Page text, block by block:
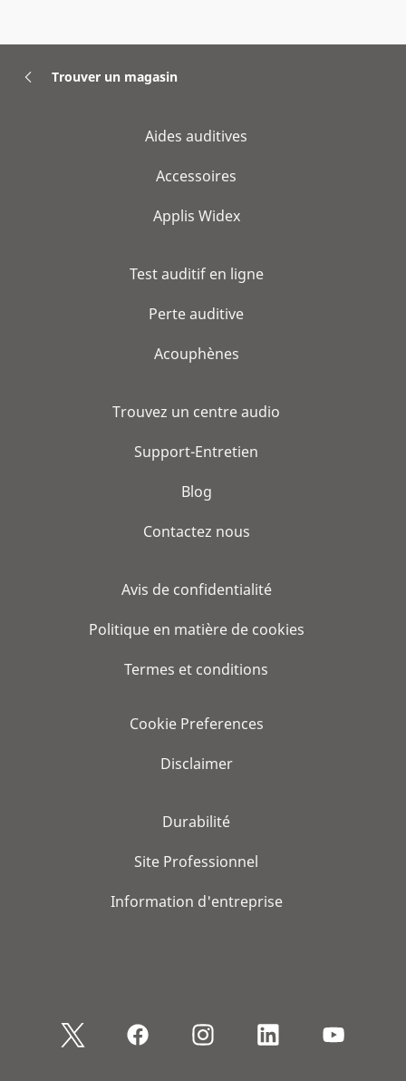
Trouver un magasin
Aides auditives
Accessoires
Applis Widex
Test auditif en ligne
Perte auditive
Acouphènes
Trouvez un centre audio
Support-Entretien
Blog
Contactez nous
Avis de confidentialité
Politique en matière de cookies
Termes et conditions
Cookie Preferences
Disclaimer
Durabilité
Site Professionnel
Information d'entreprise